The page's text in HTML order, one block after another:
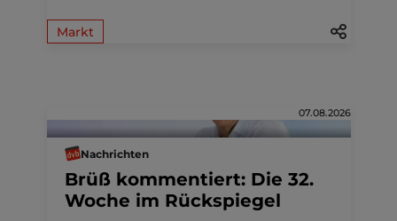
Markt
07.08.2026
Nachrichten
Brüß kommentiert: Die 32.
Woche im Rückspiegel